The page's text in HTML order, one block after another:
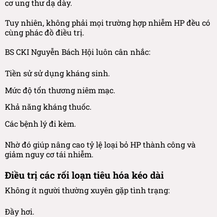
cơ ung thư dạ dày.
Tuy nhiên, không phải mọi trường hợp nhiễm HP đều có
cùng phác đồ điều trị.
BS CKI Nguyễn Bách Hội luôn cân nhắc:
Tiền sử sử dụng kháng sinh.
Mức độ tổn thương niêm mạc.
Khả năng kháng thuốc.
Các bệnh lý đi kèm.
Nhờ đó giúp nâng cao tỷ lệ loại bỏ HP thành công và
giảm nguy cơ tái nhiễm.
Điều trị các rối loạn tiêu hóa kéo dài
Không ít người thường xuyên gặp tình trạng:
Đầy hơi.